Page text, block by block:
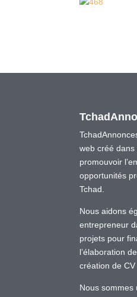
web créé dans
promouvoir
opportunités
Tchad.
Nous aidons
entrepreneur
projets pour
l’élaboration
création de CV
Nous sommes